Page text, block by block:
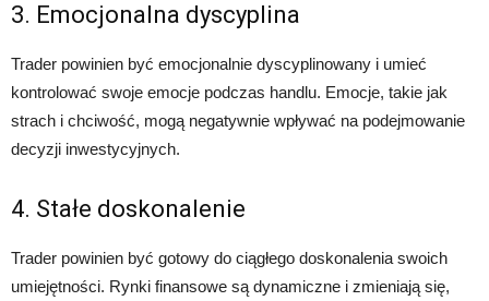
3. Emocjonalna dyscyplina
Trader powinien być emocjonalnie dyscyplinowany i umieć
kontrolować swoje emocje podczas handlu. Emocje, takie jak
strach i chciwość, mogą negatywnie wpływać na podejmowanie
decyzji inwestycyjnych.
4. Stałe doskonalenie
Trader powinien być gotowy do ciągłego doskonalenia swoich
umiejętności. Rynki finansowe są dynamiczne i zmieniają się,